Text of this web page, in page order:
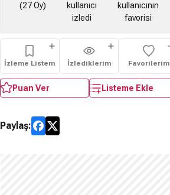
(27 Oy)
kullanıcı
izledi
kullanıcının
favorisi
İzleme Listem İzlediklerim Favorilerim
Puan Ver Listeme Ekle
Paylaş: